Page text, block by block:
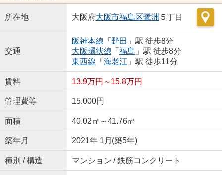
所在地 大阪府大阪市福島区鷺洲 ５丁目
交通
阪神本線 「 野田 」駅 徒歩8分
大阪環状線 「 福島 」駅 徒歩8分
東西線 「 海老江 」駅 徒歩11分
賃料 13.9万円～15.8万円
管理費等 15,000円
面積 40.02㎡～41.76㎡
築年月 2021年 1月(築5年)
種別 / 構造 マンション / 鉄筋コンクリート